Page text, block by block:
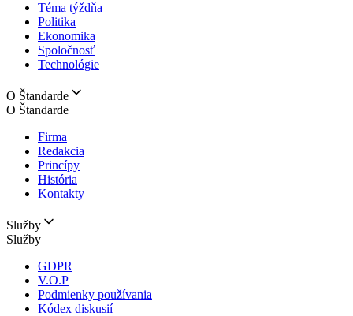
Téma týždňa
Politika
Ekonomika
Spoločnosť
Technológie
O Štandarde
O Štandarde
Firma
Redakcia
Princípy
História
Kontakty
Služby
Služby
GDPR
V.O.P
Podmienky používania
Kódex diskusií